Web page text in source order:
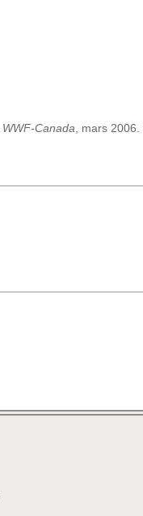
WWF-Canada , mars 2006.